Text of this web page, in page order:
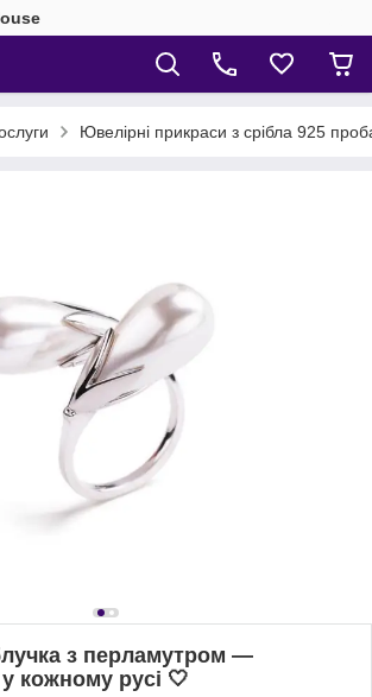
Ювелірні прикраси з срібла 925
з перламутром —
у кожному русі 🤍